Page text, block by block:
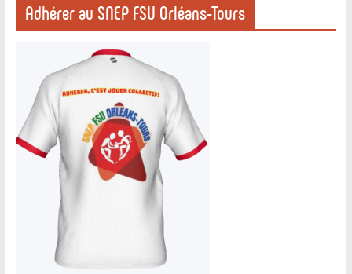
Adhérer au SNEP FSU Orléans-Tours